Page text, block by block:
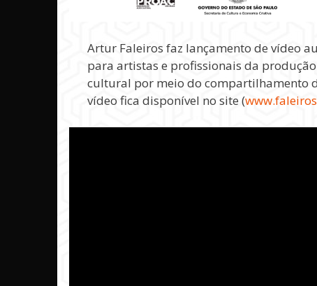
Artur Faleiros faz lançamento de vídeo
para artistas e profissionais da
cultural por meio do compartilhamento
vídeo fica disponível no site (